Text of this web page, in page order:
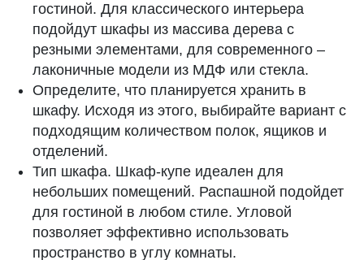
гостиной. Для классического интерьера
подойдут шкафы из массива дерева с
резными элементами, для современного –
лаконичные модели из МДФ или стекла.
Определите, что планируется хранить в
шкафу. Исходя из этого, выбирайте вариант с
подходящим количеством полок, ящиков и
отделений.
Тип шкафа. Шкаф-купе идеален для
небольших помещений. Распашной подойдет
для гостиной в любом стиле. Угловой
позволяет эффективно использовать
пространство в углу комнаты.